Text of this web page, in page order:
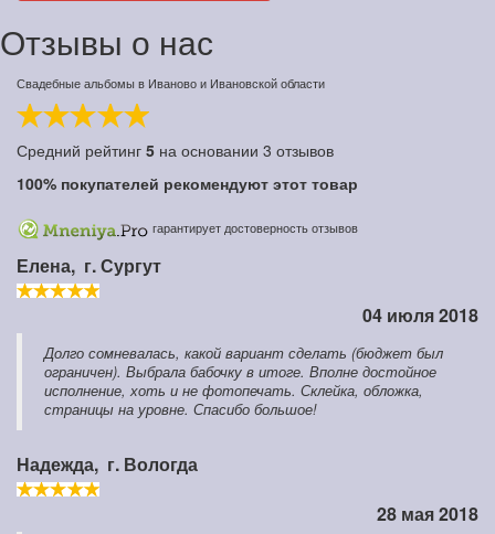
Отзывы о нас
Свадебные альбомы в Иваново и Ивановской области
Средний рейтинг 5 на основании 3 отзывов
100% покупателей рекомендуют этот товар
гарантирует достоверность отзывов
Елена, г. Сургут
04 июля 2018
Долго сомневалась, какой вариант сделать (бюджет был
ограничен). Выбрала бабочку в итоге. Вполне достойное
исполнение, хоть и не фотопечать. Склейка, обложка,
страницы на уровне. Спасибо большое!
Надежда, г. Вологда
28 мая 2018